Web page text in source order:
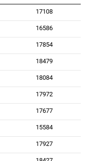
17108
16586
17854
18479
18084
17972
17677
15584
17927